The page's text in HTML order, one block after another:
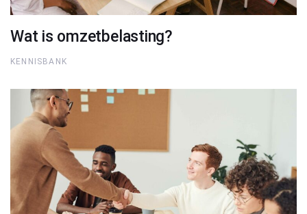
Wat is omzetbelasting?
KENNISBANK